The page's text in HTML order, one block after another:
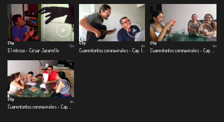
Clip
El intruso - César Jaramillo
5m
Clip
4m
Clip
4m
Clip
4m